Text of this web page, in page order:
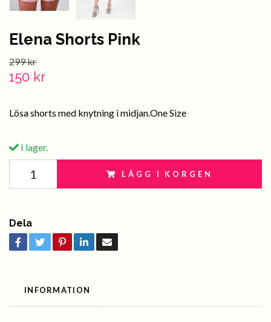
Elena Shorts Pink
299 kr
150 kr
Lösa shorts med knytning i midjan.One Size
I lager.
LÄGG I KORGEN
Dela
INFORMATION